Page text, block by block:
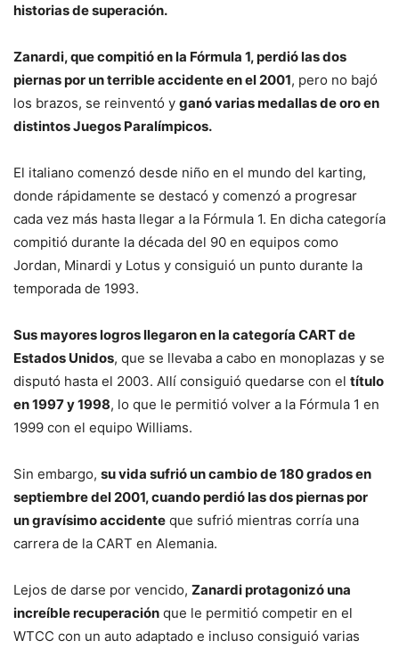
historias de superación.
Zanardi, que compitió en la Fórmula 1, perdió las dos
piernas por un terrible accidente en el 2001, pero no bajó
los brazos, se reinventó y ganó varias medallas de oro en
distintos Juegos Paralímpicos.
El italiano comenzó desde niño en el mundo del karting,
donde rápidamente se destacó y comenzó a progresar
cada vez más hasta llegar a la Fórmula 1. En dicha categoría
compitió durante la década del 90 en equipos como
Jordan, Minardi y Lotus y consiguió un punto durante la
temporada de 1993.
Sus mayores logros llegaron en la categoría CART de
Estados Unidos, que se llevaba a cabo en monoplazas y se
disputó hasta el 2003. Allí consiguió quedarse con el título
en 1997 y 1998, lo que le permitió volver a la Fórmula 1 en
1999 con el equipo Williams.
Sin embargo, su vida sufrió un cambio de 180 grados en
septiembre del 2001, cuando perdió las dos piernas por
un gravísimo accidente que sufrió mientras corría una
carrera de la CART en Alemania.
Lejos de darse por vencido, Zanardi protagonizó una
increíble recuperación que le permitió competir en el
WTCC con un auto adaptado e incluso consiguió varias